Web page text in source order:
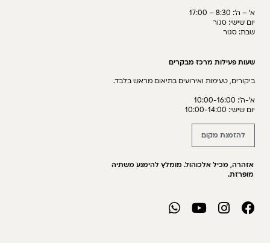
א׳ – ה׳: 8:30 – 17:00
יום שישי: סגור
שבת: סגור
שעות פעילות מרכז מבקרים
ביקורים, טעימות ואירועים בתיאום מראש בלבד.
א׳-ה׳: 10:00-16:00
יום שישי: 10:00-14:00
להזמנת מקום
אזהרה, מכיל אלכוהול. מומלץ להימנע משתיה
מופרזת.